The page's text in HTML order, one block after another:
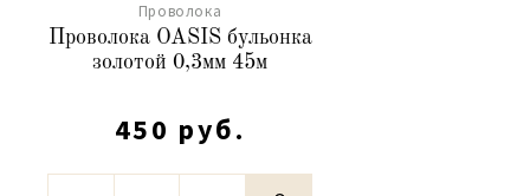
Проволока
Проволока OASIS бульонка
золотой 0,3мм 45м
450 руб.